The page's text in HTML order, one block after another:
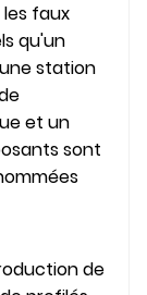
faux
qu'un
station
et un
sont
de